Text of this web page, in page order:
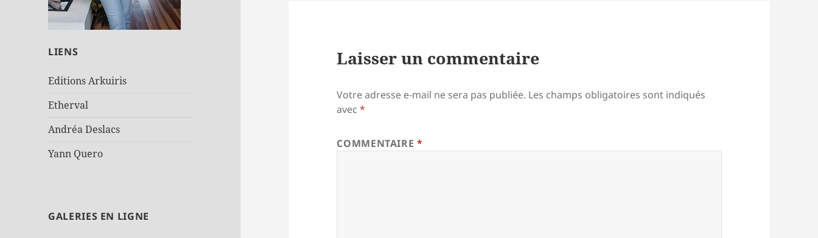
LIENS
Editions Arkuiris
Etherval
Andréa Deslacs
Yann Quero
GALERIES EN LIGNE
Laisser un commentaire
Votre adresse e-mail ne sera pas publiée. Les champs obligatoires sont indiqués
avec*
COMMENTAIRE*